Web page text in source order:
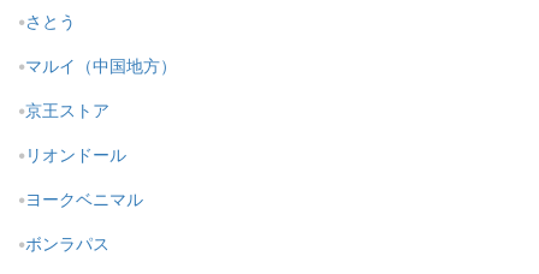
さとう
マルイ（中国地方）
京王ストア
リオンドール
ヨークベニマル
ボンラパス